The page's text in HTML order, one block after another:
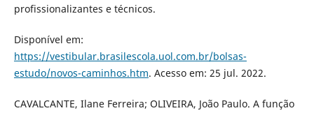
profissionalizantes e técnicos.
Disponível em:
https://vestibular.brasilescola.uol.com.br/bolsas-
estudo/novos-caminhos.htm. Acesso em: 25 jul. 2022.
CAVALCANTE, Ilane Ferreira; OLIVEIRA, João Paulo. A função